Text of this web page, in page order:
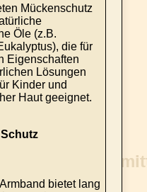
Mückenschutz
Öle (z.B.
die für
Eigenschaften
Lösungen
Kinder und
Haut geeignet.
bietet lang